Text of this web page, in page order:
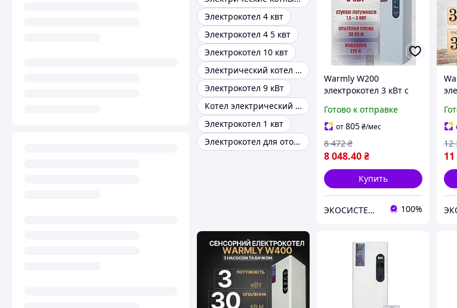
Электрокотел 4 квт
Электрокотел 4 5 квт
Электрокотел 10 квт
Электрический котел для дома
Электрокотел 9 кВт
Котел электрический 2 квт
Электрокотел 1 квт
Электрокотел для отопления дома
Warmly W200
электрокотел 3 кВт с
Готово к отправке
от805₴/мес
8 048.40₴
8 472 ₴
Купить
ЭКОСИСТЕМ ИНЖИНИРИНГ ООО 100%
12